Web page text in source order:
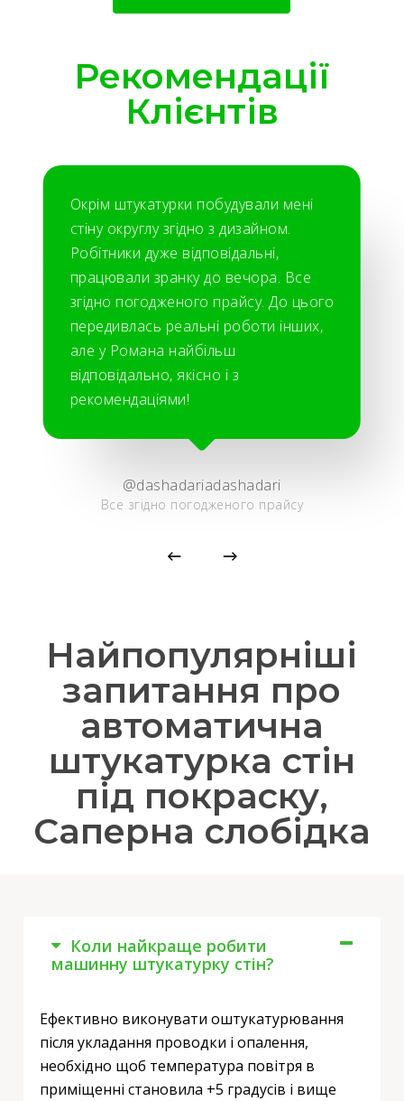
Рекомендації
Клієнтів
Окрім штукатурки побудували мені
стіну округлу згідно з дизайном.
Робітники дуже відповідальні,
працювали зранку до вечора. Все
згідно погодженого прайсу. До цього
передивлась реальні роботи інших,
але у Романа найбільш
відповідально, якісно і з
рекомендаціями!
@dashadariadashadari
Все згідно погодженого прайсу
Найпопулярніші
запитання про
автоматична
штукатурка стін
під покраску,
Саперна слобідка
Коли найкраще робити
машинну штукатурку стін?
Ефективно виконувати оштукатурювання
після укладання проводки і опалення,
необхідно щоб температура повітря в
приміщенні становила +5 градусів і вище